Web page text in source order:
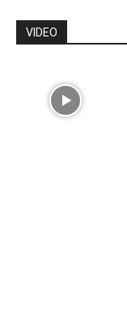
VIDEO